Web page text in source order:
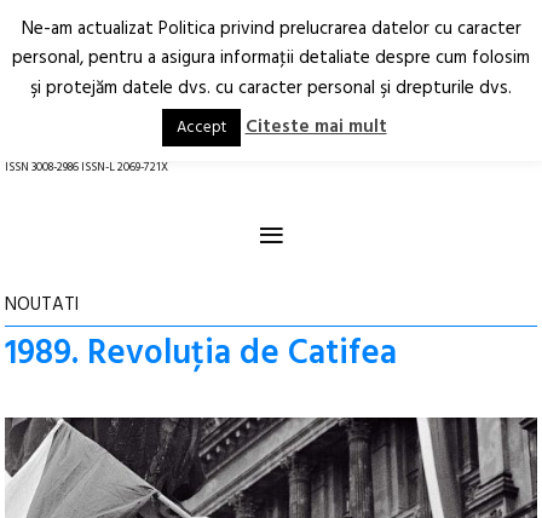
Arhitectură.
Oraș.
RO EN
ISSN 3008-2986 ISSN-L 2069-721X
≡
NOUTATI
1989. Revoluţia de Catifea
Ne-am actualizat Politica privind prelucrarea datelor cu caracter
personal, pentru a asigura informaţii detaliate despre cum folosim
şi protejăm datele dvs. cu caracter personal şi drepturile dvs.
Accept Citeste mai mult